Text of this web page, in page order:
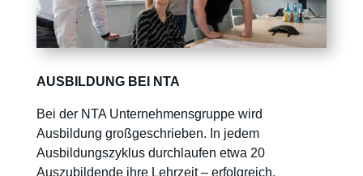
AUSBILDUNG BEI NTA
Bei der NTA Unternehmensgruppe wird
Ausbildung großgeschrieben. In jedem
Ausbildungszyklus durchlaufen etwa 20
Auszubildende ihre Lehrzeit – erfolgreich.